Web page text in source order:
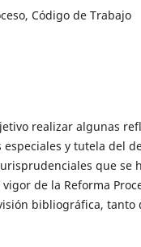
Código de Trabajo
realizar algunas
y tutela del
que se
de la Reforma
bibliográfica, tanto